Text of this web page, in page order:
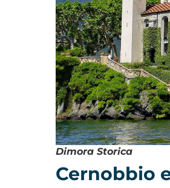
Dimora Storica
Cernobbio